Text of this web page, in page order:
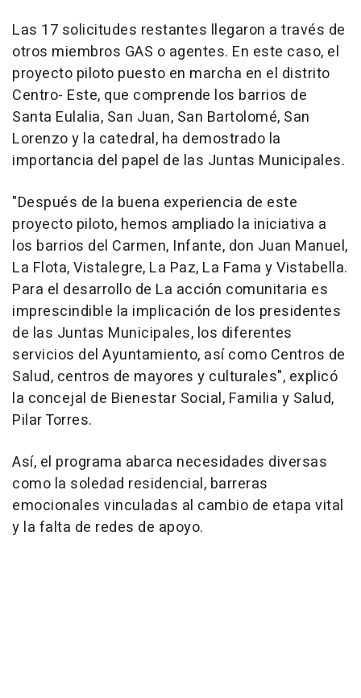
Las 17 solicitudes restantes llegaron a través de
otros miembros GAS o agentes. En este caso, el
proyecto piloto puesto en marcha en el distrito
Centro- Este, que comprende los barrios de
Santa Eulalia, San Juan, San Bartolomé, San
Lorenzo y la catedral, ha demostrado la
importancia del papel de las Juntas Municipales.
"Después de la buena experiencia de este
proyecto piloto, hemos ampliado la iniciativa a
los barrios del Carmen, Infante, don Juan Manuel,
La Flota, Vistalegre, La Paz, La Fama y Vistabella.
Para el desarrollo de La acción comunitaria es
imprescindible la implicación de los presidentes
de las Juntas Municipales, los diferentes
servicios del Ayuntamiento, así como Centros de
Salud, centros de mayores y culturales", explicó
la concejal de Bienestar Social, Familia y Salud,
Pilar Torres.
Así, el programa abarca necesidades diversas
como la soledad residencial, barreras
emocionales vinculadas al cambio de etapa vital
y la falta de redes de apoyo.